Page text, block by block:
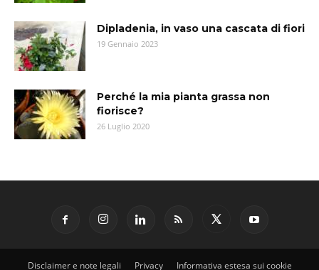
Dipladenia, in vaso una cascata di fiori
19 Gennaio 2023
Perché la mia pianta grassa non
fiorisce?
26 Luglio 2020
Disclaimer e note legali Privacy Informativa estesa sui cookie